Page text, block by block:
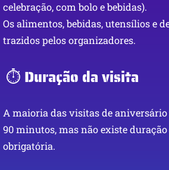
celebração, com bolo e bebidas).
Os alimentos, bebidas, utensílios e
trazidos pelos organizadores.
⏱️ Duração da visita
A maioria das visitas de aniversário
90 minutos, mas não existe
obrigatória.